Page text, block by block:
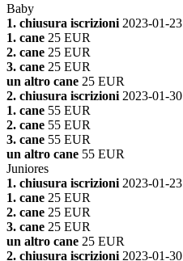
Baby
1. chiusura iscrizioni 2023-01-23
1. cane 25 EUR
2. cane 25 EUR
3. cane 25 EUR
un altro cane 25 EUR
2. chiusura iscrizioni 2023-01-30
1. cane 55 EUR
2. cane 55 EUR
3. cane 55 EUR
un altro cane 55 EUR
Juniores
1. chiusura iscrizioni 2023-01-23
1. cane 25 EUR
2. cane 25 EUR
3. cane 25 EUR
un altro cane 25 EUR
2. chiusura iscrizioni 2023-01-30